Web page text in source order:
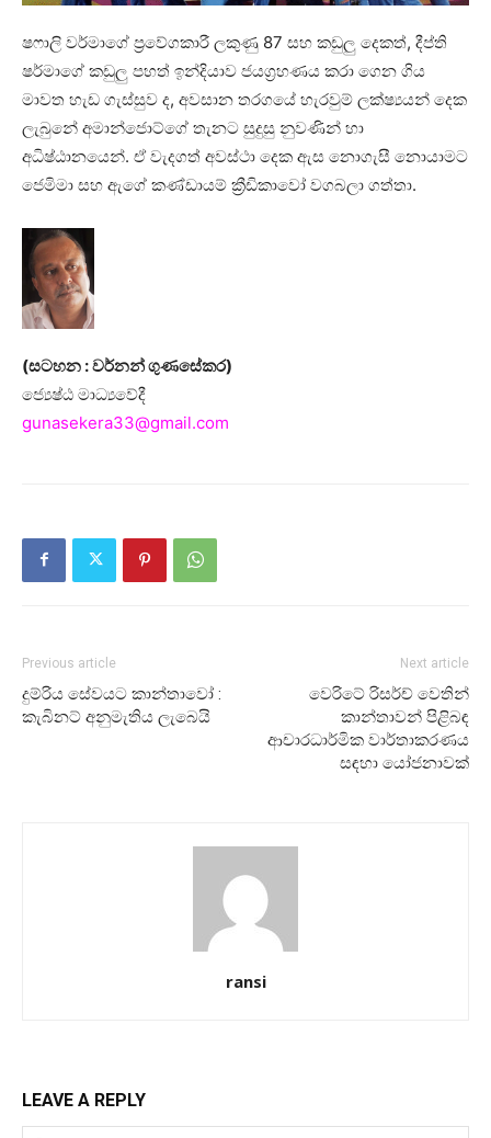
ෂෆාලි වර්මාගේ ප්‍රවේගකාරී ලකුණු 87 සහ කඩුලු දෙකත්, දීප්ති
ෂර්මාගේ කඩුලු පහත් ඉන්දියාව ජයග්‍රහණය කරා ගෙන ගිය
මාවත හැඩ ගැස්සුව ද, අවසාන තරගයේ හැරවුම් ලක්ෂ්‍යයන් දෙක
ලැබුනේ අමාන්ජොට්‌ගේ තැනට සුදුසු නුවණින් හා
අධිෂ්ඨානයෙන්. ඒ වැදගත් අවස්ථා දෙක ඇස නොගැසී නොයාමට
ජෙමිමා සහ ඇගේ කණ්ඩායම් ක්‍රීඩිකාවෝ වගබලා ගත්තා.
(සටහන : වර්නන් ගුණසේකර)
ජ්‍යෙෂ්ඨ මාධ්‍යවේදී
gunasekera33@gmail.com
Previous article
දුම්රිය සේවයට කාන්තාවෝ :
කැබිනට් අනුමැතිය ලැබෙයි
Next article
වෙරිටේ රිසර්ච් වෙතින්
කාන්තාවන් පිළිබඳ
ආචාරධාර්මික වාර්තාකරණය
සඳහා යෝජනාවක්
ransi
LEAVE A REPLY